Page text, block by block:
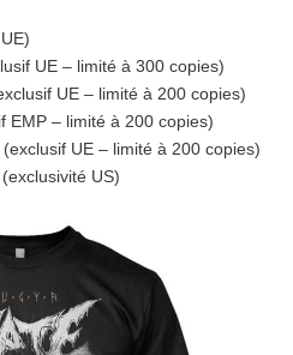
UE – limité à 300 copies)
UE – limité à 200 copies)
EMP – limité à 200 copies)
UE – limité à 200 copies)
US)